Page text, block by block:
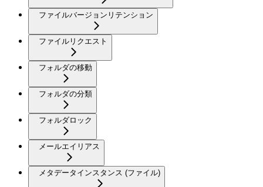
ファイルバージョンリテンション
ファイルリクエスト
フォルダの移動
フォルダの分類
フォルダロック
メールエイリアス
メタデータインスタンス (ファイル)